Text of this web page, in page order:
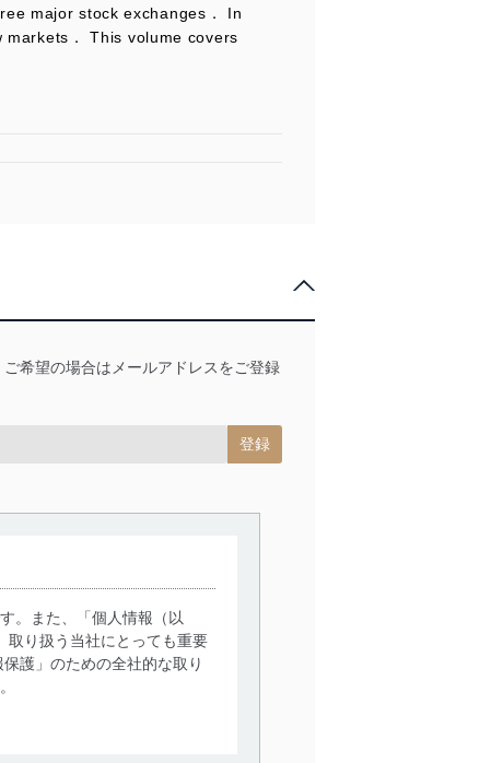
major stock exchanges． In
． This volume covers
希望の場合はメールアドレスをご登録
。また、「個人情報（以
取り扱う当社にとっても重要
護」のための全社的な取り